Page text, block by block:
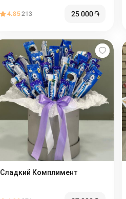
4.85213 25 000֏
Сладкий Комплимент